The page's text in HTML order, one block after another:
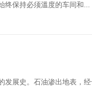
保持必须溫度的车间和...
发展史。石油渗出地表，